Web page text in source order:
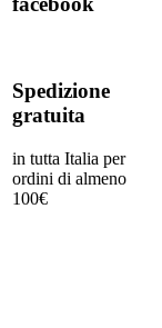
Spedizione
gratuita
in tutta Italia per
ordini di almeno
100€